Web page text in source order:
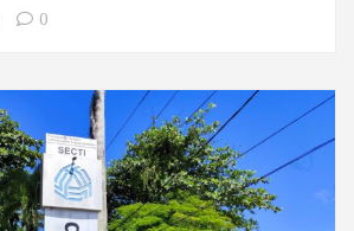
0